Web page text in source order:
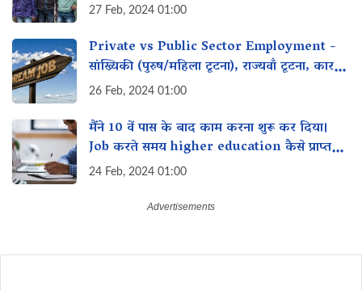
27 Feb, 2024 01:00
Private vs Public Sector Employment -
सांख्यिकी (पुरुष/महिला टूटना), राज्यवाँ टूटना, कारण,
समाधान
26 Feb, 2024 01:00
मैंने 10 वें पास के बाद काम करना शुरू कर दिया।
Job करते समय higher education कैसे प्राप्त
कर सकती है?
24 Feb, 2024 01:00